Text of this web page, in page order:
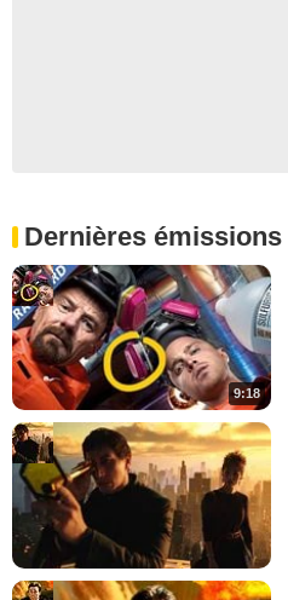
Dernières émissions
9:18